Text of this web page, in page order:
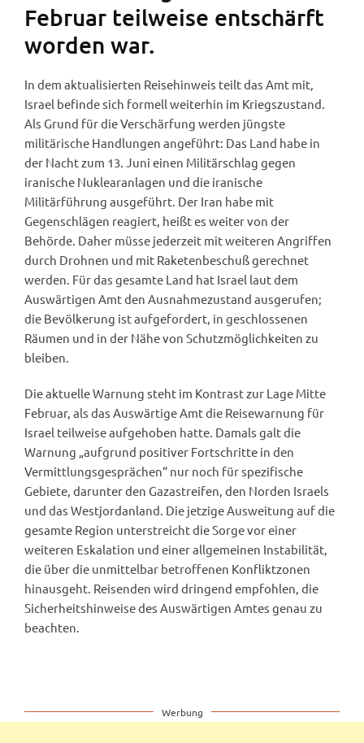
Februar teilweise entschärft
worden war.
In dem aktualisierten Reisehinweis teilt das Amt mit,
Israel befinde sich formell weiterhin im Kriegszustand.
Als Grund für die Verschärfung werden jüngste
militärische Handlungen angeführt: Das Land habe in
der Nacht zum 13. Juni einen Militärschlag gegen
iranische Nuklearanlagen und die iranische
Militärführung ausgeführt. Der Iran habe mit
Gegenschlägen reagiert, heißt es weiter von der
Behörde. Daher müsse jederzeit mit weiteren Angriffen
durch Drohnen und mit Raketenbeschuß gerechnet
werden. Für das gesamte Land hat Israel laut dem
Auswärtigen Amt den Ausnahmezustand ausgerufen;
die Bevölkerung ist aufgefordert, in geschlossenen
Räumen und in der Nähe von Schutzmöglichkeiten zu
bleiben.
Die aktuelle Warnung steht im Kontrast zur Lage Mitte
Februar, als das Auswärtige Amt die Reisewarnung für
Israel teilweise aufgehoben hatte. Damals galt die
Warnung „aufgrund positiver Fortschritte in den
Vermittlungsgesprächen“ nur noch für spezifische
Gebiete, darunter den Gazastreifen, den Norden Israels
und das Westjordanland. Die jetzige Ausweitung auf die
gesamte Region unterstreicht die Sorge vor einer
weiteren Eskalation und einer allgemeinen Instabilität,
die über die unmittelbar betroffenen Konfliktzonen
hinausgeht. Reisenden wird dringend empfohlen, die
Sicherheitshinweise des Auswärtigen Amtes genau zu
beachten.
Werbung